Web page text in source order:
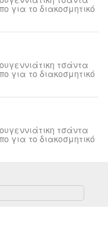
για το διακοσμητικό
τσάντα
για το διακοσμητικό
τσάντα
για το διακοσμητικό